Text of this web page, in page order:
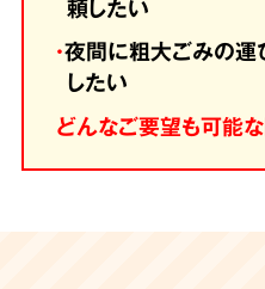
頼したい
・夜間に粗大ごみの運
したい
どんなご要望も可能